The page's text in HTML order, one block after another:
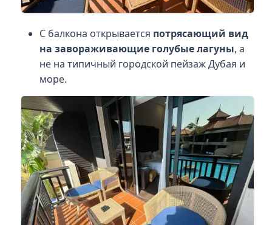
С балкона открывается потрясающий вид
на завораживающие голубые лагуны, а
не на типичный городской пейзаж Дубая и
море.